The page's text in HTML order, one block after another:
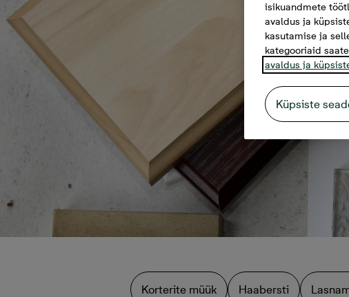
Korterite müük Haabersti
isikuandmete
avaldus ja
kasutamise ja
kategooriaid
avaldus ja
Küpsiste